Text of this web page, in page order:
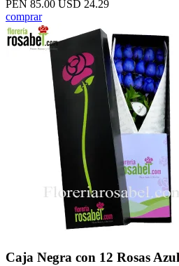
PEN 85.00 USD 24.29
comprar
Caja Negra con 12 Rosas